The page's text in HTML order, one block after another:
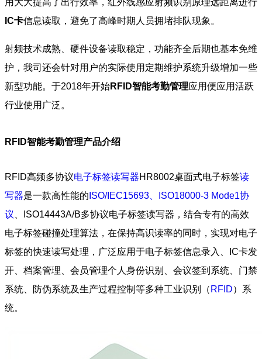
用大大提高了出行效率，红外线感应射频识别原理远距离进行
IC卡信息读取，避免了高峰时期人员拥堵排队现象。
射频技术成熟、硬件设备读取稳定，功能齐全后期也基本免维
护，我司还会针对用户的实际使用定期维护系统升级增加一些
新型功能。于2018年开始RFID智能考勤管理应用便应用活跃
行业使用广泛。
RFID智能考勤管理产品介绍
RFID高频多协议电子标签读写器HR8002桌面式电子标签读
写器是一款高性能的 ISO/IEC15693、ISO18000-3 Mode1协
议 、ISO14443A/B多协议电子标签读写器，结合专有的高效
电子标签碰撞处理算法，在保持高识读率的同时，实现对电子
标签的快速读写处理，广泛应用于电子标签信息录入、IC卡发
开、档案管理、会员管理个人身份识别、会议签到系统、门禁
系统、防伪系统及生产过程控制等多种工业识别（ RFID）系
统。